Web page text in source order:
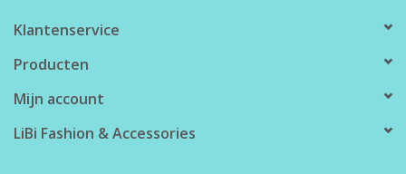
Klantenservice
Producten
Mijn account
LiBi Fashion & Accessories